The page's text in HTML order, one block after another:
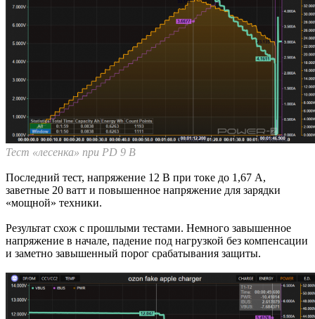
Тест «лесенка» при PD 9 В
Последний тест, напряжение 12 В при токе до 1,67 А,
заветные 20 ватт и повышенное напряжение для зарядки
«мощной» техники.
Результат схож с прошлыми тестами. Немного завышенное
напряжение в начале, падение под нагрузкой без компенсации
и заметно завышенный порог срабатывания защиты.